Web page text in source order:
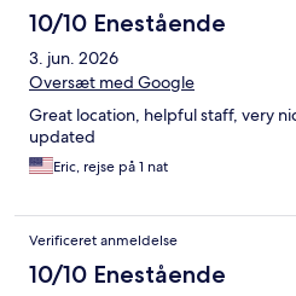
10/10 Enestående
3. jun. 2026
Oversæt med Google
Great location, helpful staff, very
updated
Eric, rejse på 1 nat
Verificeret anmeldelse
10/10 Enestående